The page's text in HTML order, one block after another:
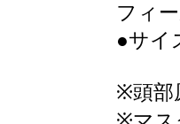
フィ
●サイ
※頭部